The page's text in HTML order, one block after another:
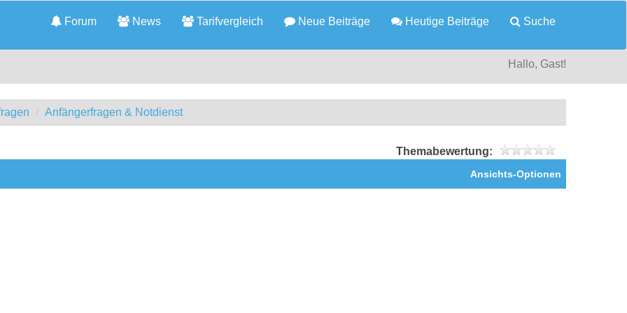
Forum News Tarifvergleich Neue Beiträge Heutige Beiträge Suche
Hallo, Gast!
Anfängerfragen & Notdienst
Themabewertung:
Ansichts-Optionen